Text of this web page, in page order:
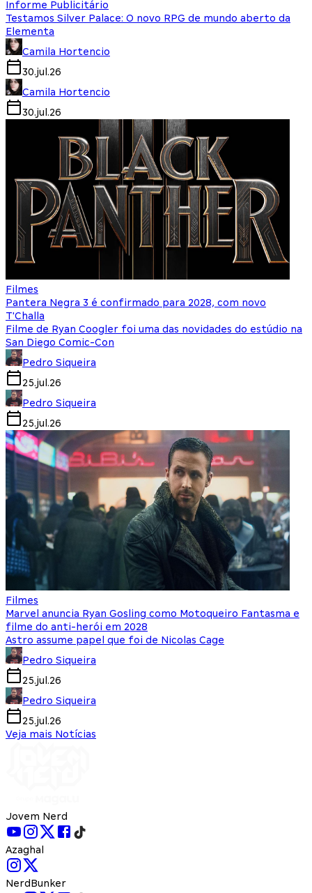
Informe Publicitário
Testamos Silver Palace: O novo RPG de mundo aberto da
Elementa
Camila Hortencio
30.jul.26
Camila Hortencio
30.jul.26
Filmes
Pantera Negra 3 é confirmado para 2028, com novo
T'Challa
Filme de Ryan Coogler foi uma das novidades do estúdio na
San Diego Comic-Con
Pedro Siqueira
25.jul.26
Pedro Siqueira
25.jul.26
Filmes
Marvel anuncia Ryan Gosling como Motoqueiro Fantasma e
filme do anti-herói em 2028
Astro assume papel que foi de Nicolas Cage
Pedro Siqueira
25.jul.26
Pedro Siqueira
25.jul.26
Veja mais Notícias
Jovem Nerd
Azaghal
NerdBunker